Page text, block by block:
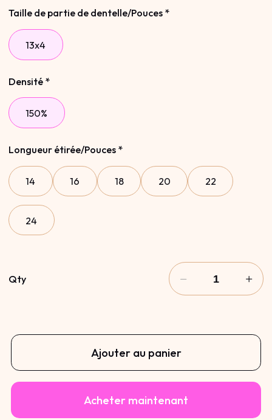
Taille de partie de dentelle/Pouces *
13x4
Densité *
150%
Longueur étirée/Pouces *
14 16 18 20 22
24
Qty
Ajouter au panier
Acheter maintenant